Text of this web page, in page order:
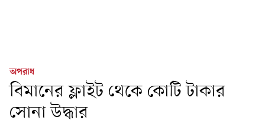
অপরাধ
বিমানের ফ্লাইট থেকে কোটি টাকার
সোনা উদ্ধার